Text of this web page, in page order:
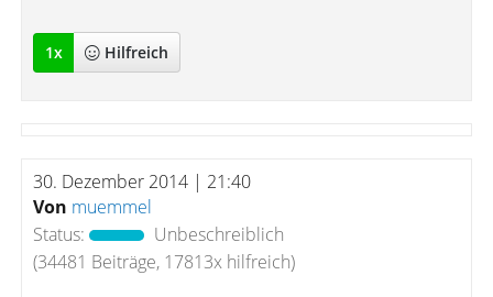
1x Hilfreich
30. Dezember 2014 | 21:40
Von muemmel
Status:
Unbeschreiblich
(34481 Beiträge, 17813x hilfreich)